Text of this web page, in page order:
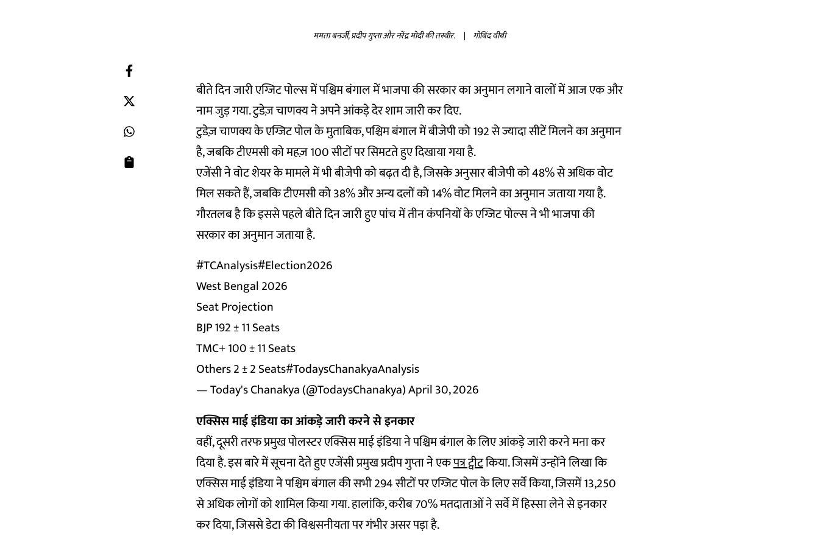
ममता बनर्जी, प्रदीप गुप्ता और नरेंद्र मोदी की तस्वीर. | गोबिंद वीबी
बीते दिन जारी एग्जिट पोल्स में पश्चिम बंगाल में भाजपा की सरकार का अनुमान लगाने वालों में आज एक और
नाम जुड़ गया. टुडेज़ चाणक्य ने अपने आंकड़े देर शाम जारी कर दिए.
टुडेज़ चाणक्य के एग्जिट पोल के मुताबिक, पश्चिम बंगाल में बीजेपी को 192 से ज्यादा सीटें मिलने का अनुमान
है, जबकि टीएमसी को महज़ 100 सीटों पर सिमटते हुए दिखाया गया है.
एजेंसी ने वोट शेयर के मामले में भी बीजेपी को बढ़त दी है, जिसके अनुसार बीजेपी को 48% से अधिक वोट
मिल सकते हैं, जबकि टीएमसी को 38% और अन्य दलों को 14% वोट मिलने का अनुमान जताया गया है.
गौरतलब है कि इससे पहले बीते दिन जारी हुए पांच में तीन कंपनियों के एग्जिट पोल्स ने भी भाजपा की
सरकार का अनुमान जताया है.
#TCAnalysis#Election2026
West Bengal 2026
Seat Projection
BJP 192 ± 11 Seats
TMC+ 100 ± 11 Seats
Others 2 ± 2 Seats#TodaysChanakyaAnalysis
— Today's Chanakya (@TodaysChanakya)April 30, 2026
एक्सिस माई इंडिया का आंकड़े जारी करने से इनकार
वहीं, दूसरी तरफ प्रमुख पोलस्टर एक्सिस माई इंडिया ने पश्चिम बंगाल के लिए आंकड़े जारी करने मना कर
दिया है. इस बारे में सूचना देते हुए एजेंसी प्रमुख प्रदीप गुप्ता ने एकपत्र ट्वीटकिया. जिसमें उन्होंने लिखा कि
एक्सिस माई इंडिया ने पश्चिम बंगाल की सभी 294 सीटों पर एग्जिट पोल के लिए सर्वे किया, जिसमें 13,250
से अधिक लोगों को शामिल किया गया. हालांकि, करीब 70% मतदाताओं ने सर्वे में हिस्सा लेने से इनकार
कर दिया, जिससे डेटा की विश्वसनीयता पर गंभीर असर पड़ा है.